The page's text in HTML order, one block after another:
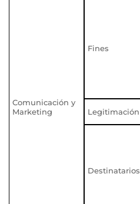
Comunicación y
Marketing
Fines
Legitimación
Destinatarios